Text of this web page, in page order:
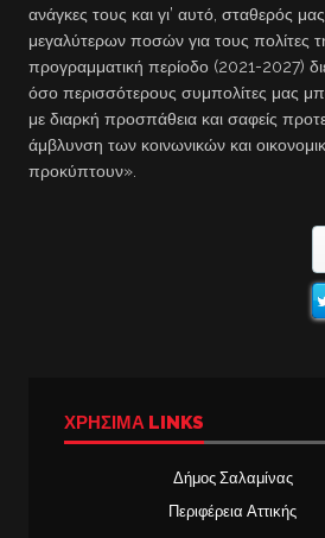
ανάγκες τους και γι’ αυτό, σταθερός
μεγαλύτερων ποσών για τους πολίτες
προγραμματική περίοδο (2021-2027)
όσο περισσότερους συμπολίτες μας
με διαρκή προσπάθεια και σαφείς
άμβλυνση των κοινωνικών και
προκύπτουν».
ΧΡΉΣΙΜΑ LINKS
Δήμος Σαλαμίνας
Περιφέρεια Αττικής